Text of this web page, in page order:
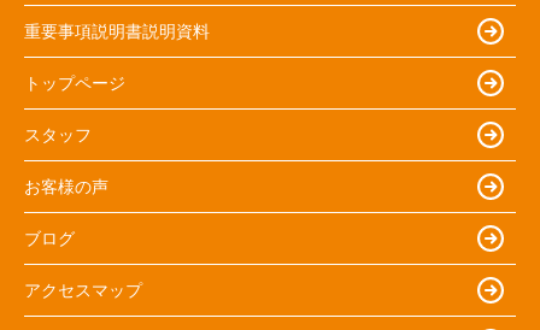
重要事項説明書説明資料
トップページ
スタッフ
お客様の声
ブログ
アクセスマップ